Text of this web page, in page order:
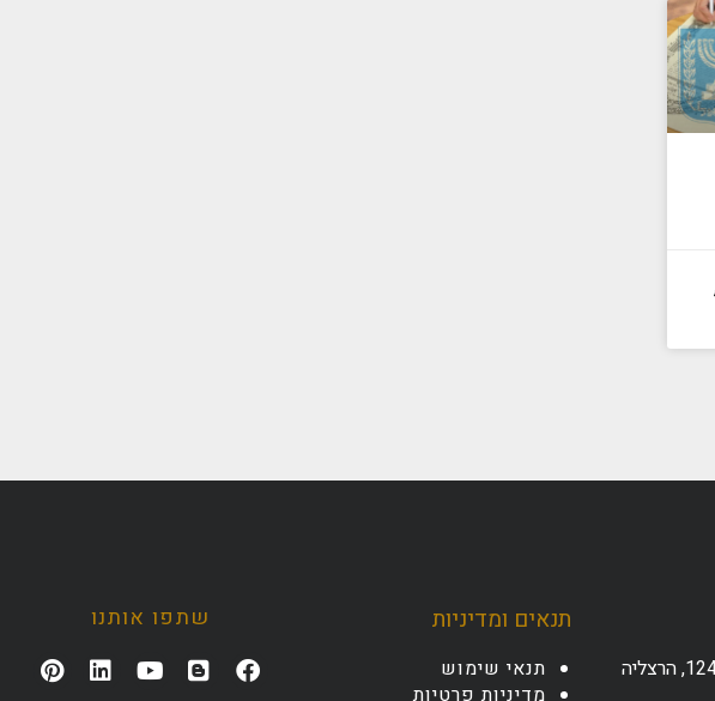
רח' החושלים 8, קומה 6, אגף צפוני, ת.ד 12425, הרצליה
תנאים ומדיניות
תנאי שימוש
מדיניות פרטיות
שתפו אותנו